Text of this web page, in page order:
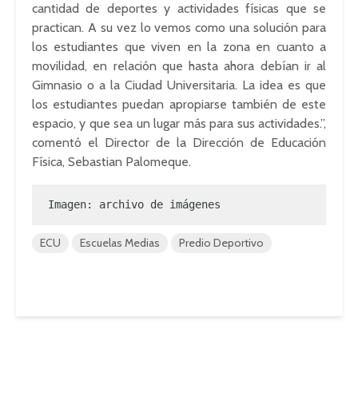
cantidad de deportes y actividades físicas que se
practican. A su vez lo vemos como una solución para
los estudiantes que viven en la zona en cuanto a
movilidad, en relación que hasta ahora debían ir al
Gimnasio o a la Ciudad Universitaria. La idea es que
los estudiantes puedan apropiarse también de este
espacio, y que sea un lugar más para sus actividades.”,
comentó el Director de la Dirección de Educación
Física, Sebastian Palomeque.
Imagen: archivo de imágenes
ECU Escuelas Medias Predio Deportivo